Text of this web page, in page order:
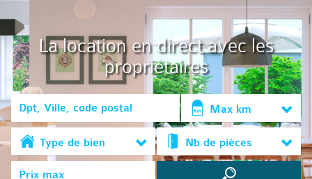
La location en direct avec les
propriétaires
Max km
Type de bien Nb de pièces